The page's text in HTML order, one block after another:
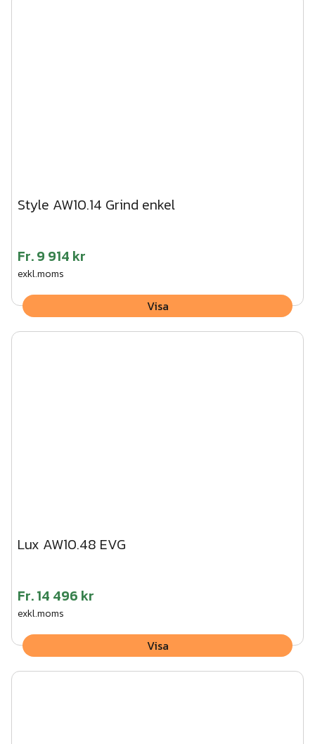
Style AW10.14 Grind enkel
Fr.9 914 kr
exkl.moms
Visa
Lux AW10.48 EVG
Fr.14 496 kr
exkl.moms
Visa